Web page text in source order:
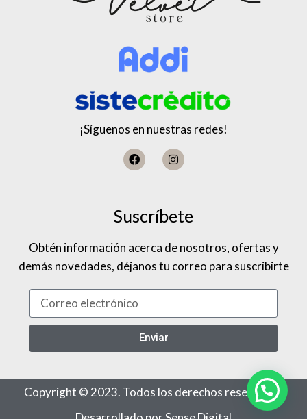
¡Síguenos en nuestras redes!
Suscríbete
Obtén información acerca de nosotros, ofertas y
demás novedades, déjanos tu correo para suscribirte
Enviar
Copyright © 2023. Todos los derechos reservados